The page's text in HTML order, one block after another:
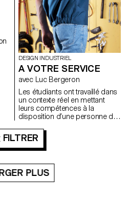
DESIGN INDUSTRIEL
A VOTRE SERVICE
avec Luc Bergeron
Les étudiants ont travaillé dans
un contexte réel en mettant
leurs compétences à la
disposition d’une personne de
exemple développer des outils
pour le cordonnier du coin, une
barquette de frite pour un food
pour un producteur maraicher.
FILTRER
PLUS